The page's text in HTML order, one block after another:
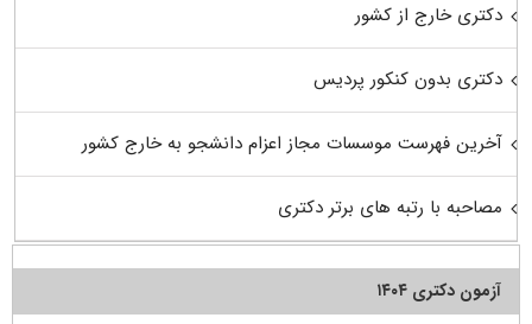
دکتری خارج از کشور
دکتری بدون کنکور پردیس
آخرین فهرست موسسات مجاز اعزام دانشجو به خارج کشور
مصاحبه با رتبه های برتر دکتری
آزمون دکتری ۱۴۰۴